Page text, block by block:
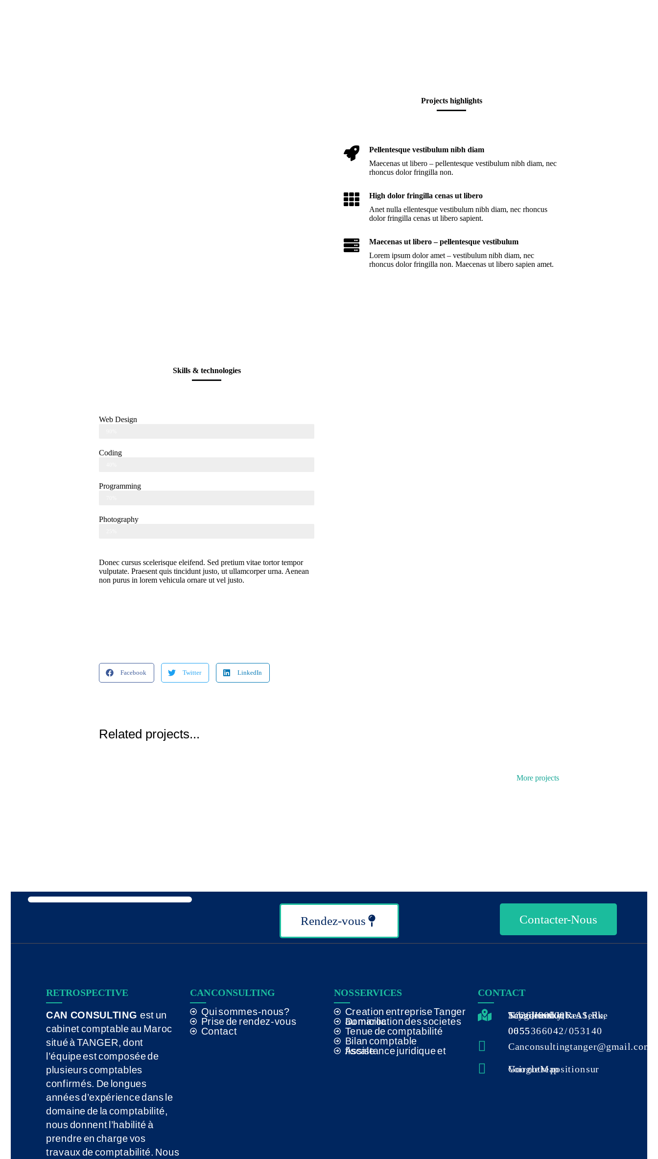
Projects highlights
Pellentesque vestibulum nibh diam
Maecenas ut libero – pellentesque vestibulum nibh diam, nec
rhoncus dolor fringilla non.
High dolor fringilla cenas ut libero
Anet nulla ellentesque vestibulum nibh diam, nec rhoncus
dolor fringilla cenas ut libero sapient.
Maecenas ut libero – pellentesque vestibulum
Lorem ipsum dolor amet – vestibulum nibh diam, nec
rhoncus dolor fringilla non. Maecenas ut libero sapien amet.
Skills & technologies
Web Design
Coding
Programming
Photography
Donec cursus scelerisque eleifend. Sed pretium vitae tortor tempor
vulputate. Praesent quis tincidunt justo, ut ullamcorper urna. Aenean
non purus in lorem vehicula ornare ut vel justo.
Facebook Twitter LinkedIn
Related projects...
More projects
Rendez-vous Contacter-Nous
RETROSPECTIVE
CAN CONSULTING est un
cabinet comptable au Maroc
situé à TANGER, dont
l’équipe est composée de
plusieurs comptables
confirmés. De longues
années d’expérience dans le
domaine de la comptabilité,
nous donnent l’habilité à
prendre en charge vos
travaux de comptabilité. Nous
CAN CONSULTING
Qui sommes-nous?
Prise de rendez-vous
Contact
NOS SERVICES
Creation entreprise Tanger
Domiciliation des societes au maroc
Tenue de comptabilité
Bilan comptable
Assistance juridique et fiscale
CONTACT
N° 26, Imm Juba A1, Rue Sayed Kotb et Tchaikovsky, Res Sedk, Tanger 90000
06 55 36 60 42 / 05 31 40 00 55
Canconsultingtanger@gmail.com
Voir notre position sur Google Map